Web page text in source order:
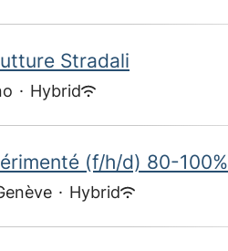
Stradali
· Hybrid
(f/h/d) 80-100%
· Hybrid